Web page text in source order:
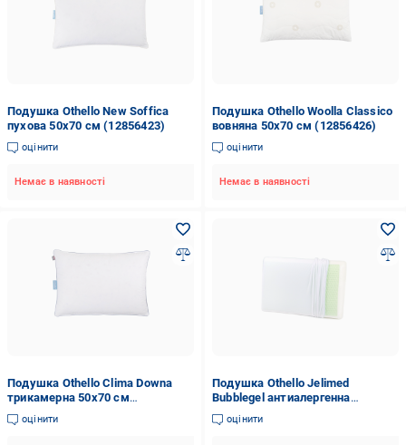
Подушка Othello New Soffica
пухова 50х70 см (12856423)
оцінити
Немає в наявності
Подушка Othello Woolla Classico
вовняна 50х70 см (12856426)
оцінити
Немає в наявності
Подушка Othello Clima Downa
трикамерна 50х70 см
(12856428)
оцінити
Подушка Othello Jelimed
Bubblegel антиалергенна
60x40x14 см (2000008480055)
оцінити